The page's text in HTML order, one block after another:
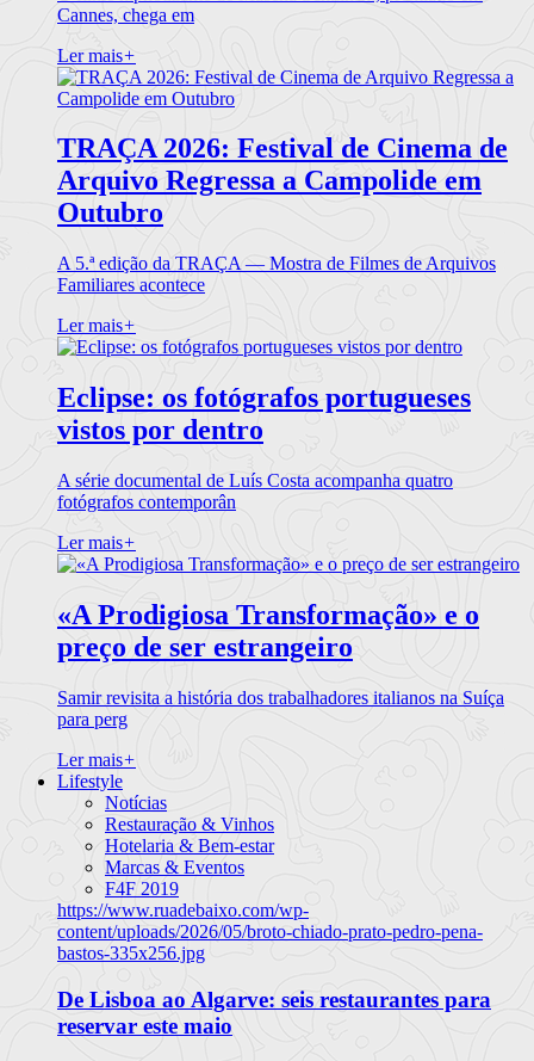
Cannes, chega em
Ler mais+
TRAÇA 2026: Festival de Cinema de
Arquivo Regressa a Campolide em
Outubro
A 5.ª edição da TRAÇA — Mostra de Filmes de Arquivos
Familiares acontece
Ler mais+
Eclipse: os fotógrafos portugueses
vistos por dentro
A série documental de Luís Costa acompanha quatro
fotógrafos contemporân
Ler mais+
«A Prodigiosa Transformação» e o
preço de ser estrangeiro
Samir revisita a história dos trabalhadores italianos na Suíça
para perg
Ler mais+
Lifestyle
Notícias
Restauração & Vinhos
Hotelaria & Bem-estar
Marcas & Eventos
F4F 2019
https://www.ruadebaixo.com/wp-
content/uploads/2026/05/broto-chiado-prato-pedro-pena-
bastos-335x256.jpg
De Lisboa ao Algarve: seis restaurantes para
reservar este maio